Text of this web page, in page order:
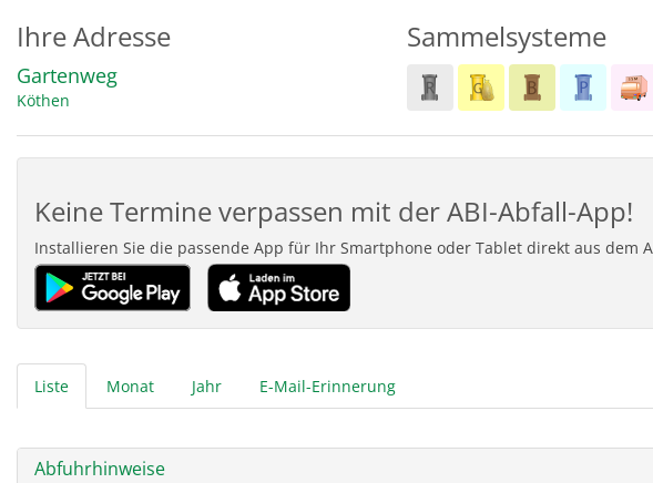
Ihre Adresse
Gartenweg
Köthen
Sammelsysteme
Keine Termine verpassen mit der ABI-Abfall-App!
Installieren Sie die passende App für Ihr Smartphone oder Tablet direkt aus
Liste Monat Jahr E-Mail-Erinnerung
Abfuhrhinweise